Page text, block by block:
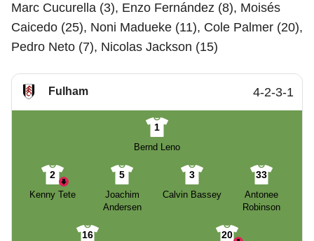
Marc Cucurella (3), Enzo Fernández (8), Moisés
Caicedo (25), Noni Madueke (11), Cole Palmer (20),
Pedro Neto (7), Nicolas Jackson (15)
Fulham 4-2-3-1
1
Bernd Leno
2
Kenny Tete
5
Joachim
Andersen
3
Calvin Bassey
33
Antonee
Robinson
16
20